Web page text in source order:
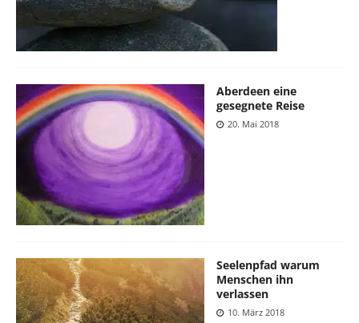
Aberdeen eine
gesegnete Reise
20. Mai 2018
Seelenpfad warum
Menschen ihn
verlassen
10. März 2018